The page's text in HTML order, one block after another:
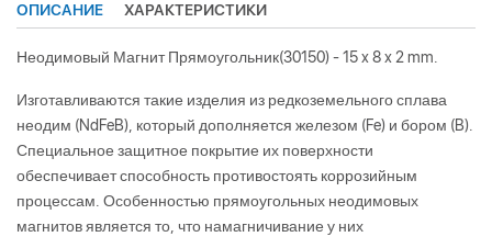
ОПИСАНИЕ ХАРАКТЕРИСТИКИ
Неодимовый Магнит Прямоугольник(30150) - 15 x 8 x 2 mm.
Изготавливаются такие изделия из редкоземельного сплава
неодим (NdFeB), который дополняется железом (Fe) и бором (B).
Специальное защитное покрытие их поверхности
обеспечивает способность противостоять коррозийным
процессам. Особенностью прямоугольных неодимовых
магнитов является то, что намагничивание у них